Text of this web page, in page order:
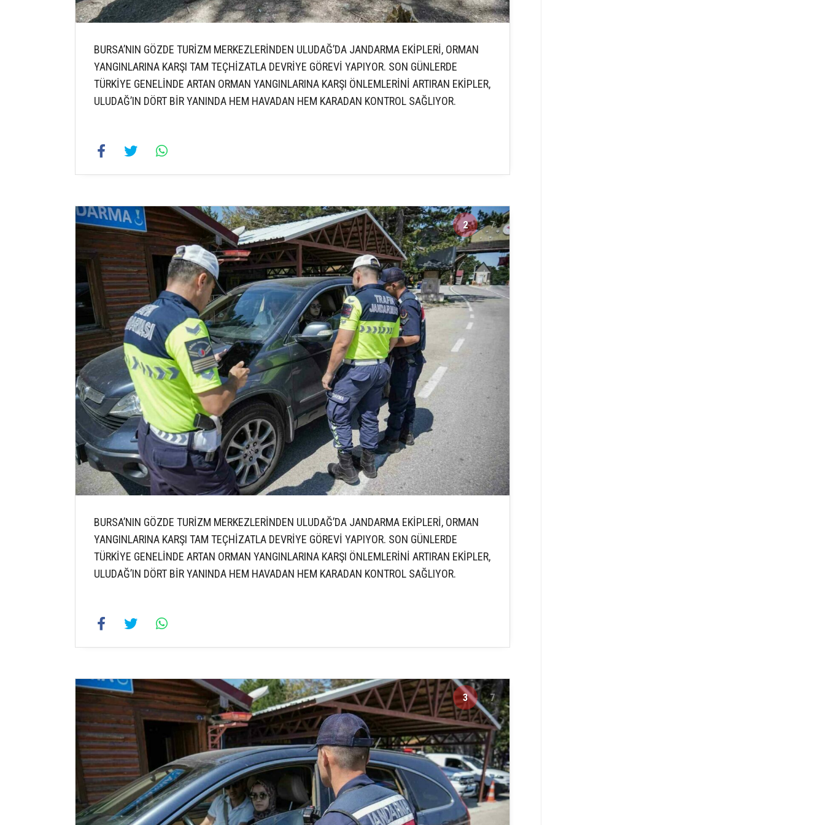
BURSA’NIN GÖZDE TURİZM MERKEZLERİNDEN ULUDAĞ’DA JANDARMA EKİPLERİ, ORMAN
YANGINLARINA KARŞI TAM TEÇHİZATLA DEVRİYE GÖREVİ YAPIYOR. SON GÜNLERDE
TÜRKİYE GENELİNDE ARTAN ORMAN YANGINLARINA KARŞI ÖNLEMLERİNİ ARTIRAN EKİPLER,
ULUDAĞ’IN DÖRT BİR YANINDA HEM HAVADAN HEM KARADAN KONTROL SAĞLIYOR.
2 7
BURSA’NIN GÖZDE TURİZM MERKEZLERİNDEN ULUDAĞ’DA JANDARMA EKİPLERİ, ORMAN
YANGINLARINA KARŞI TAM TEÇHİZATLA DEVRİYE GÖREVİ YAPIYOR. SON GÜNLERDE
TÜRKİYE GENELİNDE ARTAN ORMAN YANGINLARINA KARŞI ÖNLEMLERİNİ ARTIRAN EKİPLER,
ULUDAĞ’IN DÖRT BİR YANINDA HEM HAVADAN HEM KARADAN KONTROL SAĞLIYOR.
3 7